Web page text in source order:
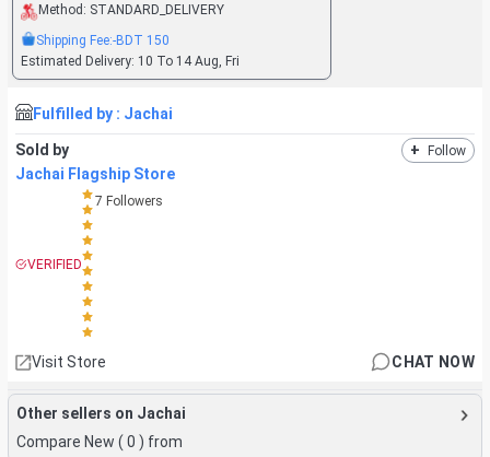
Method: STANDARD_DELIVERY
Shipping Fee:-BDT 150
Estimated Delivery: 10 To 14 Aug, Fri
Fulfilled by : Jachai
Sold by + Follow
Jachai Flagship Store
VERIFIED
7 Followers
Visit Store CHAT NOW
Other sellers on Jachai
Compare New (0 ) from